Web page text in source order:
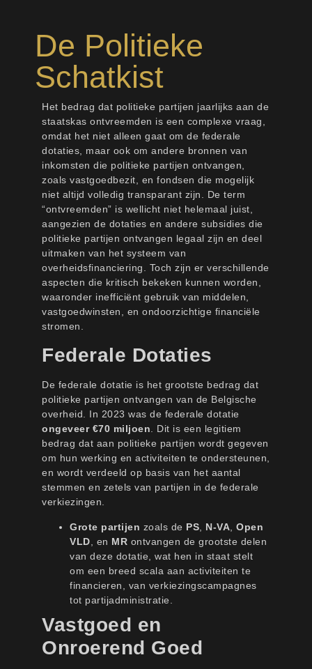
De Politieke
Schatkist
Het bedrag dat politieke partijen jaarlijks aan de
staatskas ontvreemden is een complexe vraag,
omdat het niet alleen gaat om de federale
dotaties, maar ook om andere bronnen van
inkomsten die politieke partijen ontvangen,
zoals vastgoedbezit, en fondsen die mogelijk
niet altijd volledig transparant zijn. De term
“ontvreemden” is wellicht niet helemaal juist,
aangezien de dotaties en andere subsidies die
politieke partijen ontvangen legaal zijn en deel
uitmaken van het systeem van
overheidsfinanciering. Toch zijn er verschillende
aspecten die kritisch bekeken kunnen worden,
waaronder inefficiënt gebruik van middelen,
vastgoedwinsten, en ondoorzichtige financiële
stromen.
Federale Dotaties
De federale dotatie is het grootste bedrag dat
politieke partijen ontvangen van de Belgische
overheid. In 2023 was de federale dotatie
ongeveer €70 miljoen. Dit is een legitiem
bedrag dat aan politieke partijen wordt gegeven
om hun werking en activiteiten te ondersteunen,
en wordt verdeeld op basis van het aantal
stemmen en zetels van partijen in de federale
verkiezingen.
Grote partijen zoals de PS N-VA Open
VLD , en MR ontvangen de grootste delen
van deze dotatie, wat hen in staat stelt
om een breed scala aan activiteiten te
financieren, van verkiezingscampagnes
tot partijadministratie.
Vastgoed en
Onroerend Goed